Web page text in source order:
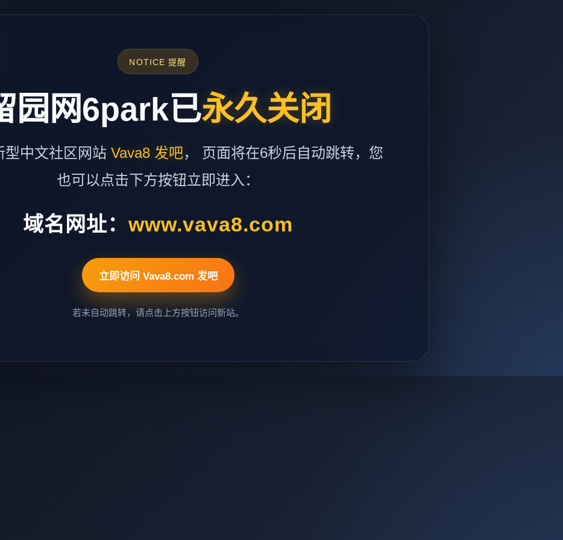
NOTICE 提醒
园网6park已永久关闭
型中文社区网站 Vava8 发吧， 页面将在6秒后自动跳转，您
也可以点击下方按钮立即进入：
域名网址： www.vava8.com
立即访问 Vava8.com 发吧
若未自动跳转，请点击上方按钮访问新站。